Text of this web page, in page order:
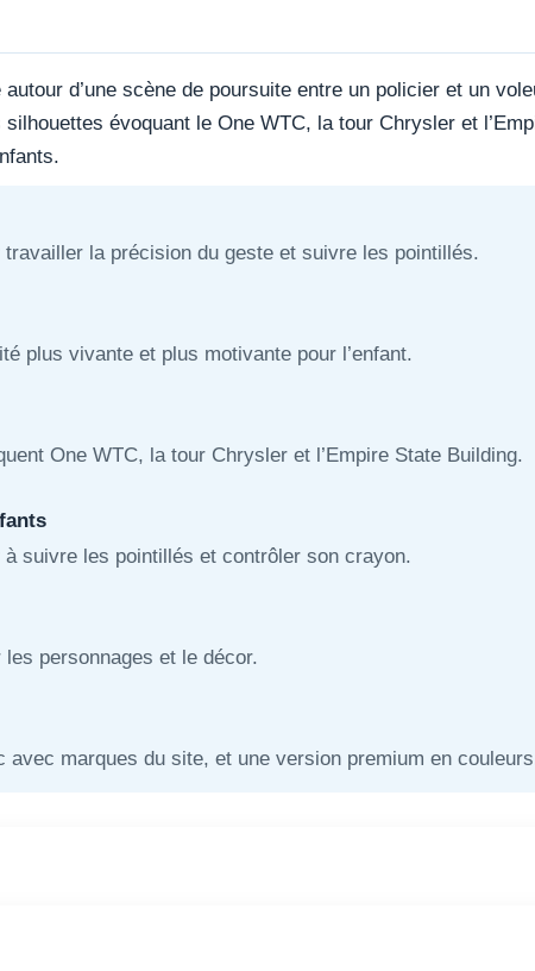
d’une scène de poursuite entre un policier et un
évoquant le One WTC, la tour Chrysler et
la précision du geste et suivre les pointillés.
plus vivante et plus motivante pour l’enfant.
One WTC, la tour Chrysler et l’Empire State Building.
suivre les pointillés et contrôler son crayon.
personnages et le décor.
avec marques du site, et une version premium en